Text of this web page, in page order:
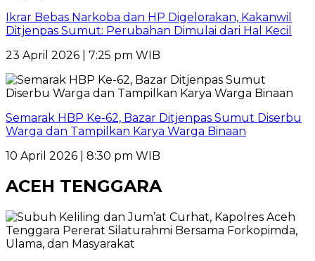
Ikrar Bebas Narkoba dan HP Digelorakan, Kakanwil
Ditjenpas Sumut: Perubahan Dimulai dari Hal Kecil
23 April 2026 | 7:25 pm WIB
Semarak HBP Ke-62, Bazar Ditjenpas Sumut Diserbu
Warga dan Tampilkan Karya Warga Binaan
10 April 2026 | 8:30 pm WIB
ACEH TENGGARA